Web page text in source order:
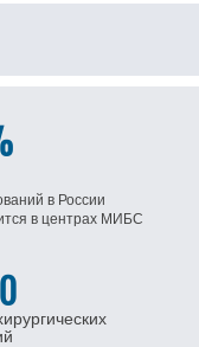
в России
в центрах МИБС